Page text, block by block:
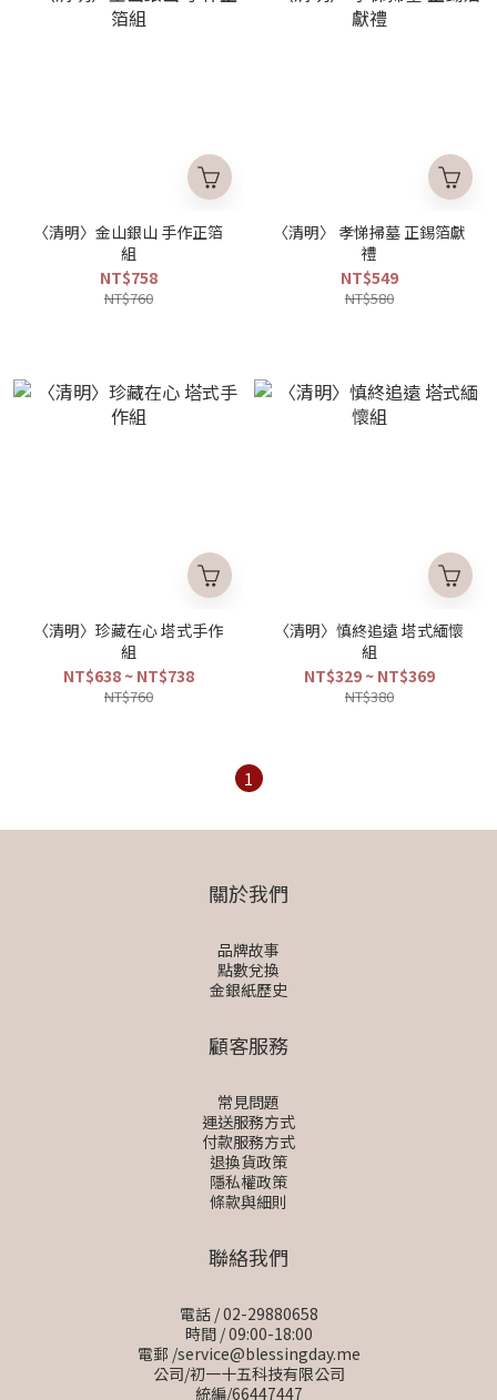
〈清明〉金山銀山 手作正箔
組
NT$758
NT$760
〈清明〉 孝悌掃墓 正錫箔獻
禮
NT$549
NT$580
〈清明〉珍藏在心 塔式手作
組
NT$638 ~ NT$738
NT$760
〈清明〉慎終追遠 塔式緬懷
組
NT$329 ~ NT$369
NT$380
1
關於我們
品牌故事
點數兌換
金銀紙歷史
顧客服務
常見問題
運送服務方式
付款服務方式
退換貨政策
隱私權政策
條款與細則
聯絡我們
電話 / 02-29880658
時間 / 09:00-18:00
電郵 /service@blessingday.me
公司/初一十五科技有限公司
統編/66447447